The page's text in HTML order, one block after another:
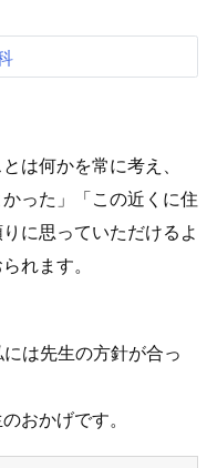
は何かを常に考え、
った」「この近くに住
に思っていただけるよ
れます。
は先生の方針が合っ
おかげです。